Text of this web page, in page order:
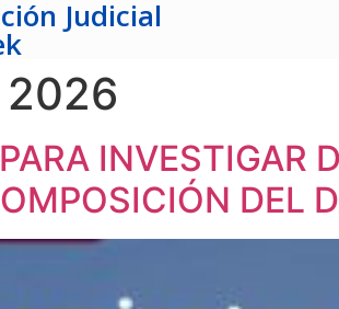
Judicial
2026
INVESTIGAR
DEL